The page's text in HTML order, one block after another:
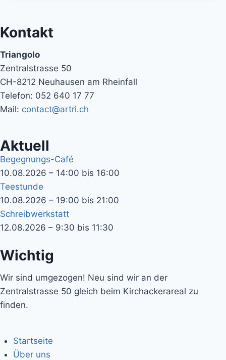
Kontakt
Triangolo
Zentralstrasse 50
CH-8212 Neuhausen am Rheinfall
Telefon: 052 640 17 77
Mail: contact@artri.ch
Aktuell
Begegnungs-Café
10.08.2026 – 14:00 bis 16:00
Teestunde
10.08.2026 – 19:00 bis 21:00
Schreibwerkstatt
12.08.2026 – 9:30 bis 11:30
Wichtig
Wir sind umgezogen! Neu sind wir an der
Zentralstrasse 50 gleich beim Kirchackerareal zu
finden.
Startseite
Über uns